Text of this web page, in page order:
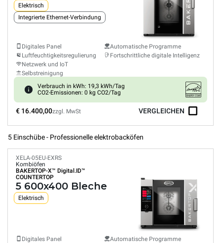
Elektrisch
Integrierte Ethernet-Verbindung
Digitales Panel
Luftfeuchtigkeitsregulierung
Netzwerk und IoT
Selbstreinigung
Automatische Programme
Fortschrittliche digitale Intelligenz
Verbrauch in kWh: 19,3 kWh/Tag
CO2-Emissionen: 0 kg CO2/Tag
€ 16.400,00zzgl. MwSt VERGLEICHEN
5 Einschübe - Professionelle elektrobacköfen
XELA-05EU-EXRS
Kombiöfen
BAKERTOP-X™ Digital.ID™
COUNTERTOP
5 600x400 Bleche
Elektrisch
Digitales Panel
Automatische Programme